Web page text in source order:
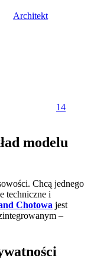
Architekt
14
modelu
Chcą jednego
techniczne i
Chotowa jest
–